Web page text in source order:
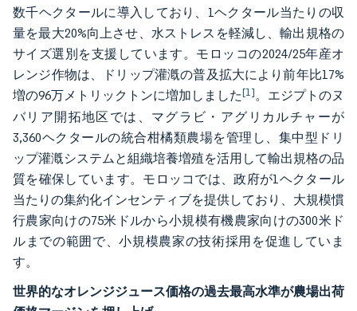
数千ヘクタールに導入しており、1ヘクタール当たりの収
量を最大20%向上させ、水ストレスを軽減し、輸出規格の
サイズ選別を支援しています。モロッコの2024/25年産オ
レンジ作物は、ドリップ灌漑の普及拡大により前年比17%
増の96万メトリックトンに増加しました[1]。エジプトのヌ
バリア開拓地区では、マグラビ・アグリカルチャーが
3,360ヘクタールの統合柑橘類農場を管理し、集中型ドリ
ップ灌漑システムと組織培養増殖を活用して輸出規格の品
質を確保しています。モロッコでは、政府が1ヘクタール
当たりの集約化インセンティブを提供しており、大規模慣
行農家向けの75米ドルから小規模有機農家向けの300米ド
ルまでの範囲で、小規模農家の技術採用を促進していま
す。
世界的なオレンジジュース価格の過去最高水準が農場出荷